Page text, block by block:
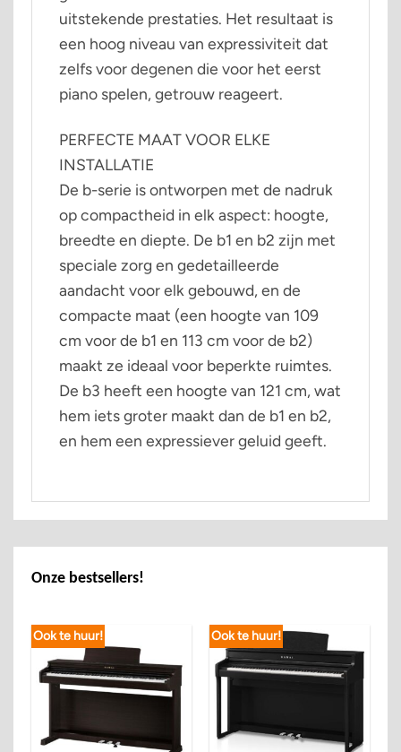
uitstekende prestaties. Het resultaat is
een hoog niveau van expressiviteit dat
zelfs voor degenen die voor het eerst
piano spelen, getrouw reageert.
PERFECTE MAAT VOOR ELKE
INSTALLATIE
De b-serie is ontworpen met de nadruk
op compactheid in elk aspect: hoogte,
breedte en diepte. De b1 en b2 zijn met
speciale zorg en gedetailleerde
aandacht voor elk gebouwd, en de
compacte maat (een hoogte van 109
cm voor de b1 en 113 cm voor de b2)
maakt ze ideaal voor beperkte ruimtes.
De b3 heeft een hoogte van 121 cm, wat
hem iets groter maakt dan de b1 en b2,
en hem een ​​expressiever geluid geeft.
Onze bestsellers!
Ook te huur! Ook te huur!